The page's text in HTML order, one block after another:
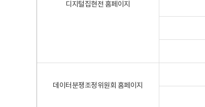
디지털집현전 홈페이지
데이터분쟁조정위원회 홈페이지